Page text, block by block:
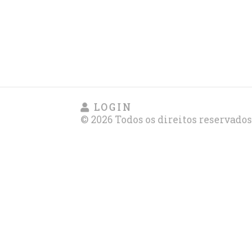
LOGIN
© 2026 Todos os direitos reservados.